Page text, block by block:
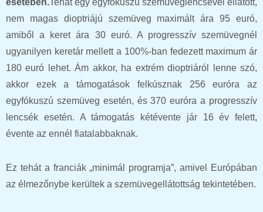
nem magas dioptriájú szemüveg maximált ára 95 euró,
amiből a keret ára 30 euró. A progresszív szemüvegnél
ugyanilyen keretár mellett a 100%-ban fedezett maximum ár
180 euró lehet. Ám akkor, ha extrém dioptriáról lenne szó,
akkor ezek a támogatások felkúsznak 256 euróra az
egyfókuszú szemüveg esetén, és 370 euróra a progresszív
lencsék esetén. A támogatás kétévente jár 16 év felett,
évente az ennél fiatalabbaknak.
Ez tehát a franciák „minimál programja”, amivel Európában
az élmezőnybe kerültek a szemüvegellátottság tekintetében.